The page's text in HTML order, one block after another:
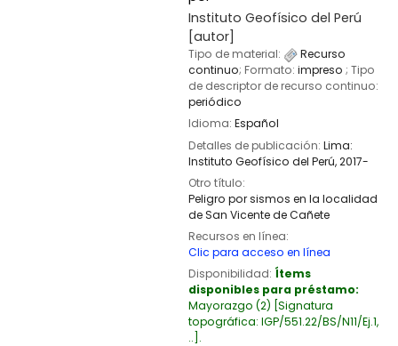
Instituto Geofísico del Perú
[autor]
Tipo de material:
Recurso
continuo; Formato: impreso ; Tipo
de descriptor de recurso continuo:
periódico
Idioma: Español
Detalles de publicación: Lima:
Instituto Geofísico del Perú,2017-
Otro título:
Peligro por sismos en la localidad
de San Vicente de Cañete
Recursos en línea:
Clic para acceso en línea
Disponibilidad: Ítems
disponibles para préstamo:
Mayorazgo (2) Signatura
topográfica: IGP/551.22/BS/N11/Ej.1,
.. .